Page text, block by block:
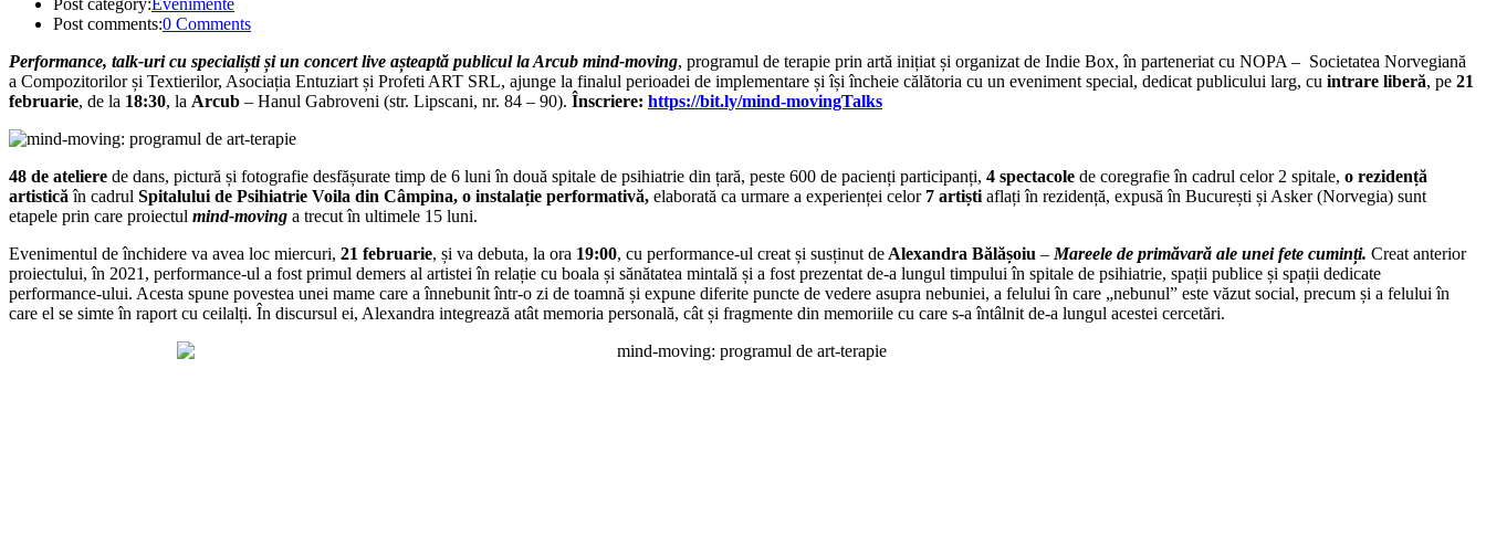
Post comments:0 Comments
Performance, talk-uri cu specialiști și un concert live așteaptă publicul la Arcub mind-moving, programul de terapie prin artă inițiat și organizat de Indie Box, în parteneriat cu NOPA – Societatea Norvegiană
a Compozitorilor și Textierilor, Asociația Entuziart și Profeti ART SRL, ajunge la finalul perioadei de implementare și își încheie călătoria cu un eveniment special, dedicat publicului larg, cu intrare liberă, pe 21
februarie, de la 18:30, la Arcub – Hanul Gabroveni (str. Lipscani, nr. 84 – 90). Înscriere: https://bit.ly/mind-movingTalks
48 de ateliere de dans, pictură și fotografie desfășurate timp de 6 luni în două spitale de psihiatrie din țară, peste 600 de pacienți participanți, 4 spectacole de coregrafie în cadrul celor 2 spitale, o rezidență
artistică în cadrul Spitalului de Psihiatrie Voila din Câmpina, o instalație performativă, elaborată ca urmare a experienței celor7 artiști aflați în rezidență, expusă în București și Asker (Norvegia) sunt
etapele prin care proiectul mind-moving a trecut în ultimele 15 luni.
Evenimentul de închidere va avea loc miercuri, 21 februarie, și va debuta, la ora 19:00, cu performance-ul creat și susținut de Alexandra Bălășoiu – Mareele de primăvară ale unei fete cuminți. Creat anterior
proiectului, în 2021, performance-ul a fost primul demers al artistei în relație cu boala și sănătatea mintală și a fost prezentat de-a lungul timpului în spitale de psihiatrie, spații publice și spații dedicate
performance-ului. Acesta spune povestea unei mame care a înnebunit într-o zi de toamnă și expune diferite puncte de vedere asupra nebuniei, a felului în care „nebunul” este văzut social, precum și a felului în
care el se simte în raport cu ceilalți. În discursul ei, Alexandra integrează atât memoria personală, cât și fragmente din memoriile cu care s-a întâlnit de-a lungul acestei cercetări.